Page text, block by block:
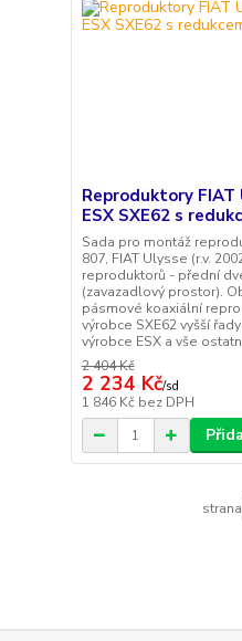
Reproduktory FIAT
ESX SXE62 s
Sada pro montáž
807, FIAT Ulysse (r.v.
reproduktorů - přední
(zavazadlový prostor).
pásmové koaxiální
výrobce SXE62 vyšší
výrobce ESX a vše
2 404 Kč
2 234 Kč/sd
1 846 Kč bez DPH
strana